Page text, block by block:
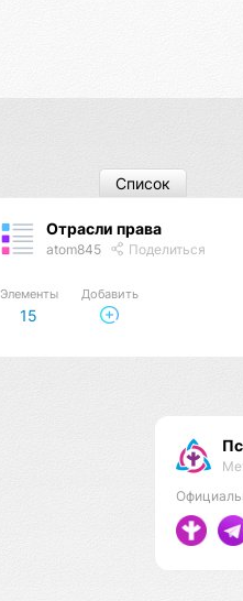
Отрасли права
atom845 Поделиться
Элементы
15
Добавить
Список